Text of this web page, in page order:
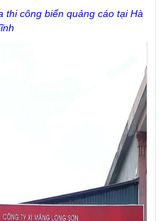
thi công biển quảng cáo tại Hà